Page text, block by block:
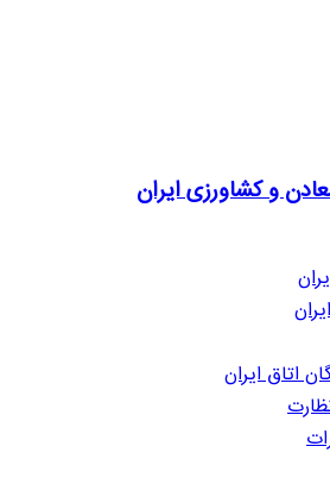
و کشاورزی ایران
اتاق ایران